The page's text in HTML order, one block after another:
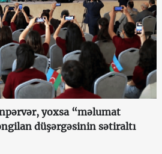
yoxsa “məlumat
düşərgəsinin sətiraltı